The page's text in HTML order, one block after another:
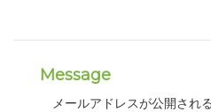
Message
メールアドレスが公開され